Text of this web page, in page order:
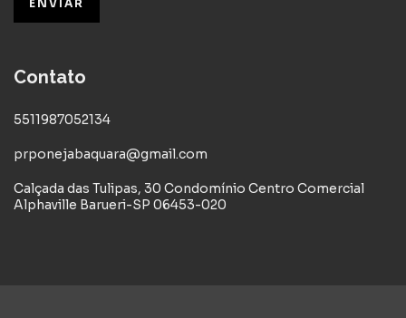
Contato
5511987052134
prponejabaquara@gmail.com
Calçada das Tulipas, 30 Condomínio Centro Comercial
Alphaville Barueri-SP 06453-020